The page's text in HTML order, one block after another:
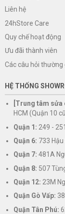
Liên hệ
24hStore Care
Quy chế hoạt động
Ưu đãi thành viên
Các câu hỏi thường
HỆ THỐNG
[Trung tâm sửa
HCM (Quận 10
Quận 1: 249 -
Quận 6: 733 Hậu
Quận 7: 481A
Quận 8: 507
Quận 12: 23M
Quận Gò Vấp:
Quận Tân Phú: